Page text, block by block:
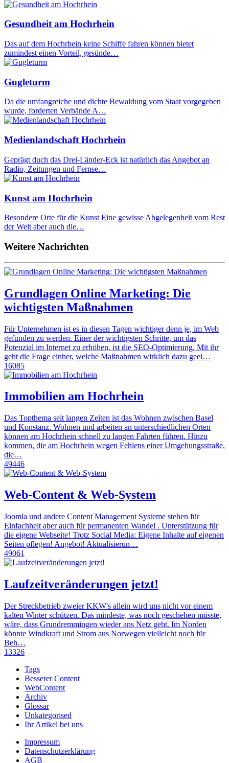
Gesundheit am Hochrhein
Das auf dem Hochrhein keine Schiffe fahren können bietet
zumindest einen Vorteil, gesünde…
Gugleturm
Da die umfangreiche und dichte Bewaldung vom Staat vorgegeben
wurde, forderten Verbände A…
Medienlandschaft Hochrhein
Geprägt duch das Drei-Länder-Eck ist natürlich das Angebot an
Radio, Zeitungen und Fernse…
Kunst am Hochrhein
Besondere Orte für die Kunst Eine gewisse Abgelegenheit vom Rest
der Welt aber auch die…
Weitere Nachrichten
Grundlagen Online Marketing: Die
wichtigsten Maßnahmen
Für Unternehmen ist es in diesen Tagen wichtiger denn je, im Web
gefunden zu werden. Einer der wichtigsten Schritte, um das
Potenzial im Internet zu erhöhen, ist die SEO-Optimierung. Mit ihr
geht die Frage einher, welche Maßnahmen wirklich dazu geei…
16085
Immobilien am Hochrhein
Das Topthema seit langen Zeiten ist das Wohnen zwischen Basel
und Konstanz. Wohnen und arbeiten an unterschiedlichen Orten
können am Hochrhein schnell zu langen Fahrten führen. Hinzu
kommen, die am Hochrhein wegen Fehlens einer Umgehungsstraße,
die…
49446
Web-Content & Web-System
Joomla und andere Content Management Systeme stehen für
Einfachheit aber auch für permanenten Wandel . Unterstützung für
die eigene Webseite! Trotz Social Media: Eigene Inhalte auf eigenen
Seiten pflegen! Angebot! Aktualisierun…
49061
Laufzeitveränderungen jetzt!
Der Streckbetrieb zweier KKW's allein wird uns nicht vor einem
kalten Winter schützen. Das mindeste, was noch geschehen müsste,
wäre, dass Grundremmingen wieder ans Netz geht. Im Norden
könnte Windkraft und Strom aus Norwegen vielleicht noch für
Beh…
13326
Tags
Besserer Content
WebContent
Archiv
Glossar
Unkategorised
Ihr Artikel bei uns
Impressum
Datenschutzerklärung
AGB